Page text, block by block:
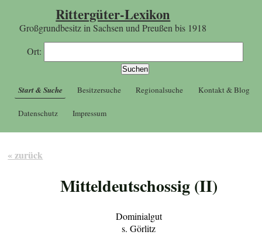
Rittergüter-Lexikon
Großgrundbesitz in Sachsen und Preußen bis 1918
Ort:
Start & Suche Besitzersuche Regionalsuche Kontakt & Blog
Datenschutz Impressum
« zurück
Mitteldeutschossig (II)
Dominialgut
s. Görlitz